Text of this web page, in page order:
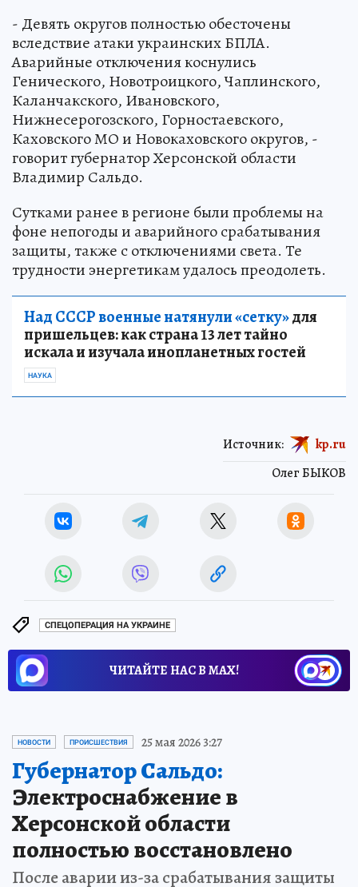
- Девять округов полностью обесточены
вследствие атаки украинских БПЛА.
Аварийные отключения коснулись
Генического, Новотроицкого, Чаплинского,
Каланчакского, Ивановского,
Нижнесерогозского, Горностаевского,
Каховского МО и Новокаховского округов, -
говорит губернатор Херсонской области
Владимир Сальдо.
Сутками ранее в регионе были проблемы на
фоне непогоды и аварийного срабатывания
защиты, также с отключениями света. Те
трудности энергетикам удалось преодолеть.
Над СССР военные натянули «сетку»для
пришельцев: как страна 13 лет тайно
искала и изучала инопланетных гостей
НАУКА
Олег БЫКОВ
Источник: kp.ru
СПЕЦОПЕРАЦИЯ НА УКРАИНЕ
ЧИТАЙТЕ НАС В МАХ!
НОВОСТИ ПРОИСШЕСТВИЯ 25 мая 2026 3:27
Губернатор Сальдо:
Электроснабжение в
Херсонской области
полностью восстановлено
После аварии из-за срабатывания защиты